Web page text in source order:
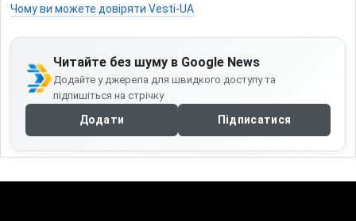
Чому ви можете довіряти Vesti-UA
Читайте без шуму в Google News
Додайте у джерела для швидкого доступу та
підпишіться на стрічку
Додати Підписатися